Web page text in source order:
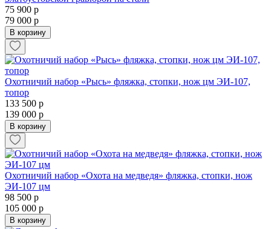
75 900 р
79 000 р
В корзину
Охотничий набор «Рысь» фляжка, стопки, нож цм ЭИ-107,
топор
133 500 р
139 000 р
В корзину
Охотничий набор «Охота на медведя» фляжка, стопки, нож
ЭИ-107 цм
98 500 р
105 000 р
В корзину